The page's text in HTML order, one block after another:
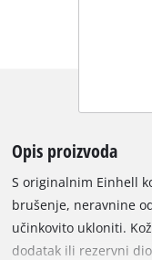
Opis proizvoda
S originalnim Einhell
brušenje, neravnine
učinkovito ukloniti.
dodatak ili rezervni